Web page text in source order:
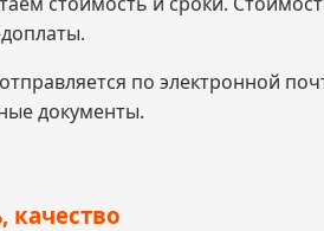
по электронной
документы.
качество